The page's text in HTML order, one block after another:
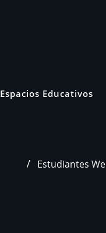
Espacios Educativos
Estudiantes